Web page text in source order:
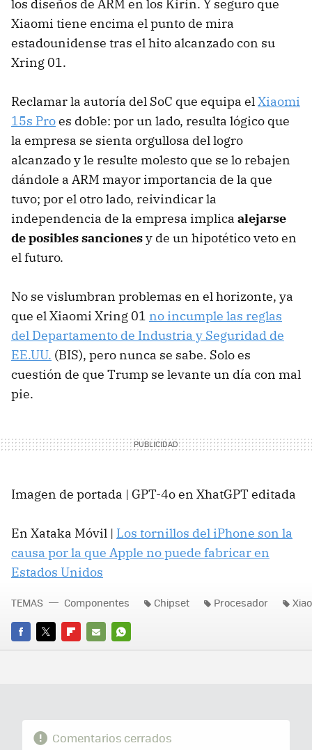
los diseños de ARM en los Kirin. Y seguro que
Xiaomi tiene encima el punto de mira
estadounidense tras el hito alcanzado con su
Xring 01.
Reclamar la autoría del SoC que equipa el Xiaomi
15s Proes doble: por un lado, resulta lógico que
la empresa se sienta orgullosa del logro
alcanzado y le resulte molesto que se lo rebajen
dándole a ARM mayor importancia de la que
tuvo; por el otro lado, reivindicar la
independencia de la empresa implica alejarse
de posibles sancionesy de un hipotético veto en
el futuro.
No se vislumbran problemas en el horizonte, ya
que el Xiaomi Xring 01 no incumple las reglas
del Departamento de Industria y Seguridad de
EE.UU. (BIS), pero nunca se sabe. Solo es
cuestión de que Trump se levante un día con mal
pie.
Imagen de portada | GPT-4o en XhatGPT editada
En Xataka Móvil | Los tornillos del iPhone son la
causa por la que Apple no puede fabricar en
Estados Unidos
FACEBOOK
TWITTERFLIPBOARD
E-
WHATSAPP
TEMAS Componentes Chipset Procesador
Comentarios cerrados